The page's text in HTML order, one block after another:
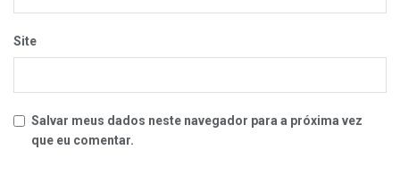
Site
Salvar meus dados neste navegador para a próxima vez
que eu comentar.